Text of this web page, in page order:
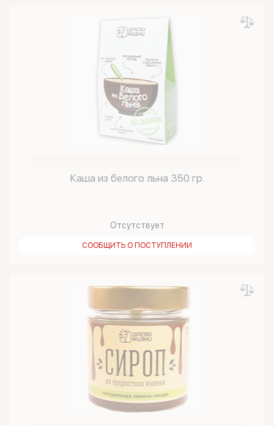
Каша из белого льна 350 гр.
Отсутствует
СООБЩИТЬ О ПОСТУПЛЕНИИ